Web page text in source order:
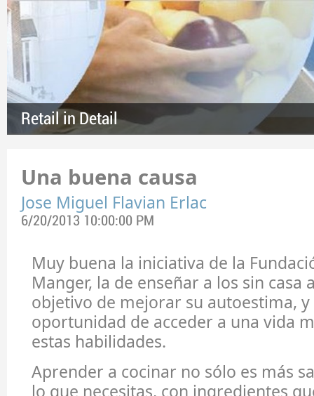
Retail in Detail
Una buena causa
Jose Miguel Flavian Erlac
6/20/2013 10:00:00 PM
Muy buena la iniciativa de la
Manger, la de enseñar a los sin casa
objetivo de mejorar su autoestima,
oportunidad de acceder a una vida
estas habilidades.
Aprender a cocinar no sólo es más
lo que necesitas, con ingredientes